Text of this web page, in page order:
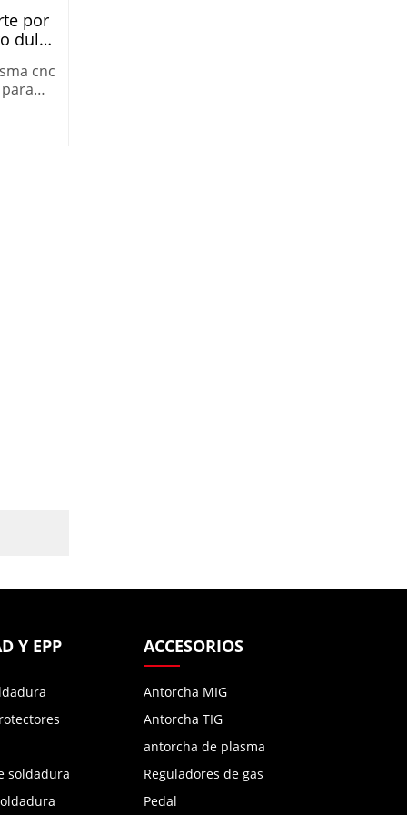
por
dulce
cnc
Y EPP
soldadura
ACCESORIOS
Antorcha MIG
Antorcha TIG
antorcha de plasma
Reguladores de gas
Pedal